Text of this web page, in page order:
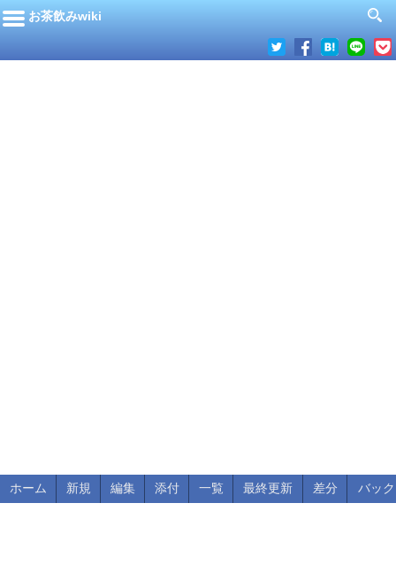
お茶飲みwiki
ホーム 新規 編集 添付 一覧 最終更新 差分 バッ